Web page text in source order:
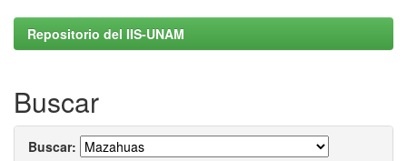
Repositorio del IIS-UNAM
Buscar
Buscar: